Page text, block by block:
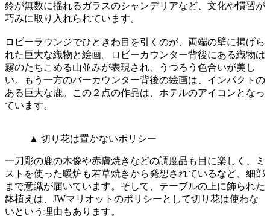
鈴が無数に揺れるガラスのシャンデリアなど、文化や慣習が
巧みに取り入れられています。
ロビーラウンジでひときわ目を引くのが、両端の壁に掲げら
れた巨大な織物と絵画。ロビーカウンター背後にある織物は
霧のたちこめる山並みが表現され、うつろう色合いが美し
い。もう一方のバーカウンター背後の絵画は、インパクトの
ある巨大な鹿。この２点の作品は、ホテルのアイコンとなっ
ています。
▲ 切り花は置かないポリシー
一刀彫の鹿の木像や赤膚焼きなどの調度品も目に楽しく、ミ
ストを使った暖炉も若草焼きから発想されているなど、細部
まで意識が届いています。そして、テーブルの上に飾られた
鉢植えは、JWマリオットのポリシーとして切り花は使わな
いという理由もあります。